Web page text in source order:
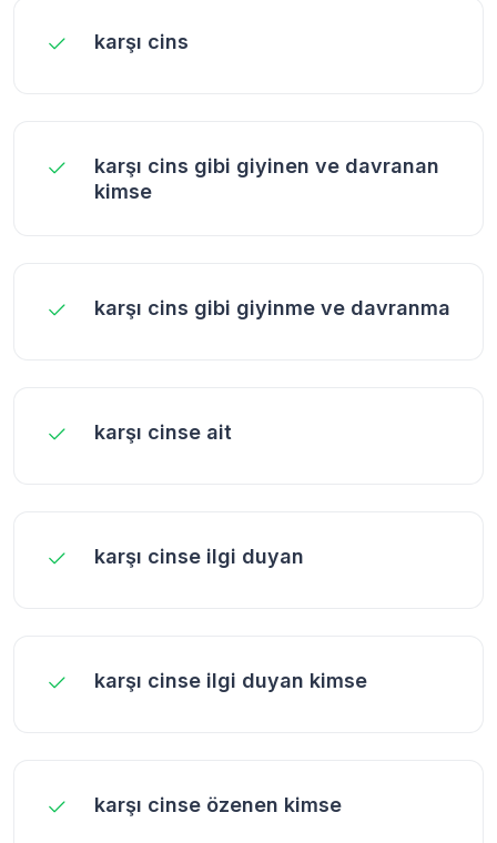
karşı cins
karşı cins gibi giyinen ve davranan
kimse
karşı cins gibi giyinme ve davranma
karşı cinse ait
karşı cinse ilgi duyan
karşı cinse ilgi duyan kimse
karşı cinse özenen kimse